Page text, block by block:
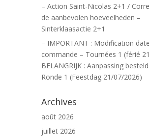
– Action Saint-Nicolas 2+1 /
de aanbevolen hoeveelheden –
Sinterklaasactie 2+1
– IMPORTANT : Modification date
commande – Tournées 1 (férié
BELANGRIJK : Aanpassing
Ronde 1 (Feestdag 21/07/2026)
Archives
août 2026
juillet 2026